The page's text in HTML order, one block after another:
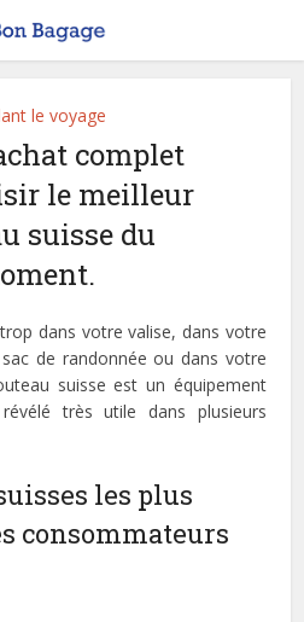
le voyage
complet
le meilleur
suisse du
dans votre valise, dans votre
de randonnée ou dans votre
suisse est un équipement
très utile dans plusieurs
les plus
consommateurs